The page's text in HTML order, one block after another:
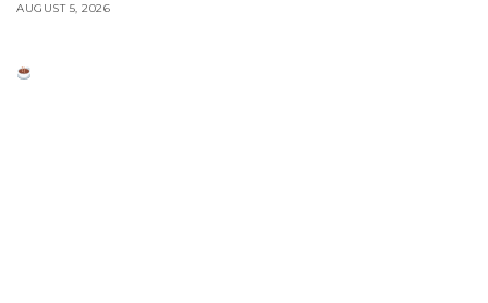
AUGUST 5, 2026